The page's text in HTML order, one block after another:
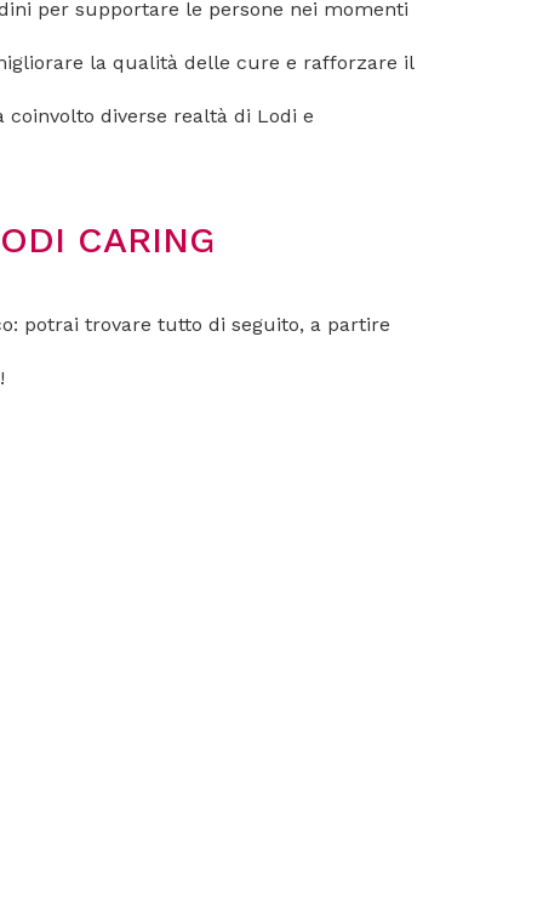
per supportare le persone nei momenti
la qualità delle cure e rafforzare il
diverse realtà di Lodi e
CARING
potrai trovare tutto di seguito, a partire